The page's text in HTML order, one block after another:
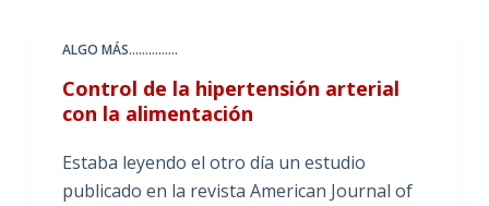
ALGO MÁS...............
Control de la hipertensión arterial
con la alimentación
Estaba leyendo el otro día un estudio
publicado en la revista American Journal of